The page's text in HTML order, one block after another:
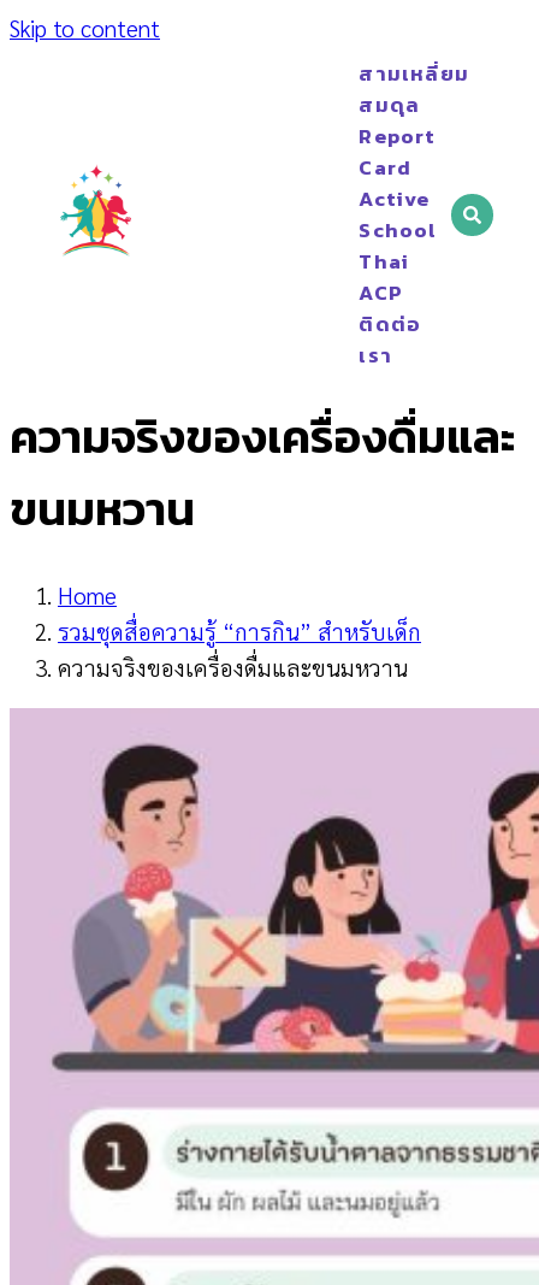
Skip to content
สามเหลี่ยม
สมดุล
Report
Card
Active
School
Thai
ACP
ติดต่อ
เรา
ความจริงของเครื่องดื่มและ
ขนมหวาน
Home
รวมชุดสื่อความรู้ “การกิน” สำหรับเด็ก
ความจริงของเครื่องดื่มและขนมหวาน